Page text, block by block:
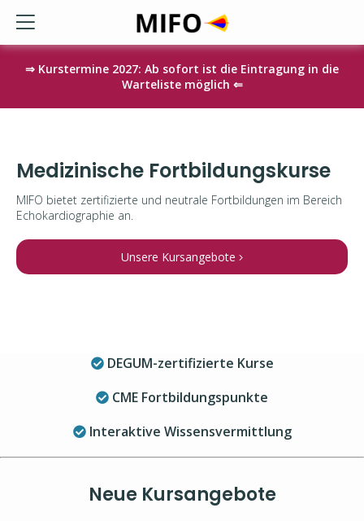
⇒ Kurstermine 2027: Ab sofort ist die Eintragung in die
Warteliste möglich ⇐
Medizinische Fortbildungskurse
MIFO bietet zertifizierte und neutrale Fortbildungen im Bereich
Echokardiographie an.
Unsere Kursangebote
DEGUM-zertifizierte Kurse
CME Fortbildungspunkte
Interaktive Wissensvermittlung
Neue Kursangebote